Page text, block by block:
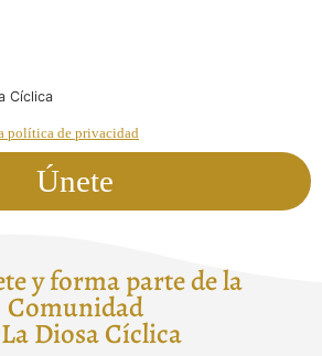
Cíclica
política de privacidad
y forma parte de la
Comunidad
Diosa Cíclica